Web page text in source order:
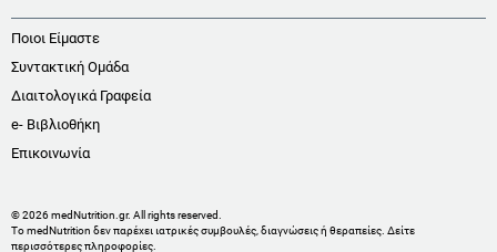
Ποιοι Είμαστε
Συντακτική Ομάδα
Διαιτολογικά Γραφεία
e- Βιβλιοθήκη
Επικοινωνία
© 2026 medNutrition.gr. All rights reserved.
Το medNutrition δεν παρέχει ιατρικές συμβουλές, διαγνώσεις ή θεραπείες. Δείτε
περισσότερες πληροφορίες